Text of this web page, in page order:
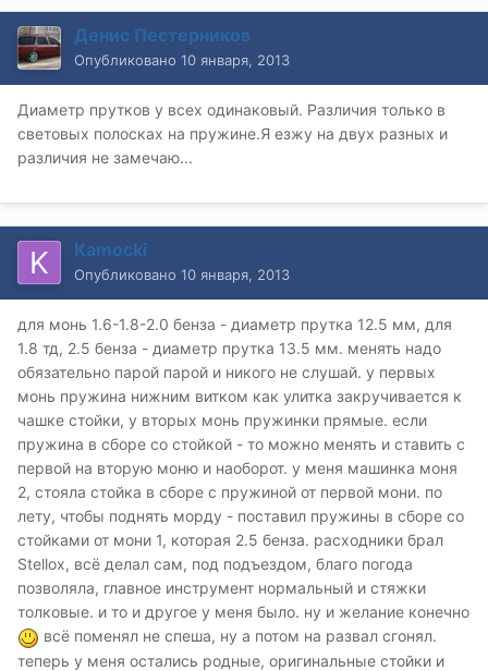
Денис Пестерников
Опубликовано 10 января, 2013
Диаметр прутков у всех одинаковый. Различия только в
световых полосках на пружине.Я езжу на двух разных и
различия не замечаю...
Kamocki
Опубликовано 10 января, 2013
для монь 1.6-1.8-2.0 бенза - диаметр прутка 12.5 мм, для
1.8 тд, 2.5 бенза - диаметр прутка 13.5 мм. менять надо
обязательно парой парой и никого не слушай. у первых
монь пружина нижним витком как улитка закручивается к
чашке стойки, у вторых монь пружинки прямые. если
пружина в сборе со стойкой - то можно менять и ставить с
первой на вторую моню и наоборот. у меня машинка моня
2, стояла стойка в сборе с пружиной от первой мони. по
лету, чтобы поднять морду - поставил пружины в сборе со
стойками от мони 1, которая 2.5 бенза. расходники брал
Stellox, всё делал сам, под подъездом, благо погода
позволяла, главное инструмент нормальный и стяжки
толковые. и то и другое у меня было. ну и желание конечно
всё поменял не спеша, ну а потом на развал сгонял.
теперь у меня остались родные, оригинальные стойки и